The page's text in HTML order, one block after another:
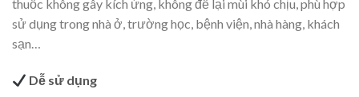
thuốc không gây kích ứng, không để lại mùi khó chịu, phù hợp
sử dụng trong nhà ở, trường học, bệnh viện, nhà hàng, khách
sạn…
Dễ sử dụng